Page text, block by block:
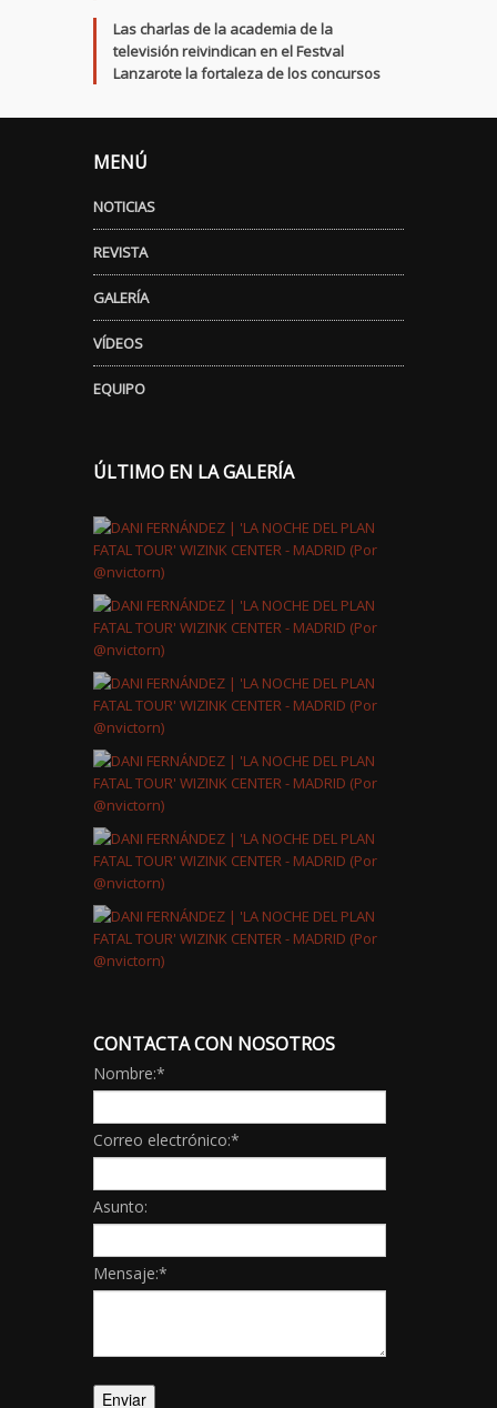
Las charlas de la academia de la
televisión reivindican en el Festval
Lanzarote la fortaleza de los concursos
MENÚ
NOTICIAS
REVISTA
GALERÍA
VÍDEOS
EQUIPO
ÚLTIMO EN LA GALERÍA
CONTACTA CON NOSOTROS
Nombre:*
Correo electrónico:*
Asunto:
Mensaje:*